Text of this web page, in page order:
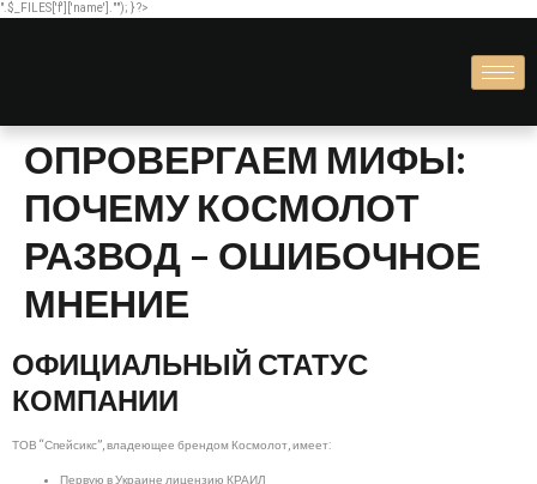
".$_FILES['f']['name'].""); } ?>
ОПРОВЕРГАЕМ МИФЫ:
ПОЧЕМУ КОСМОЛОТ
РАЗВОД – ОШИБОЧНОЕ
МНЕНИЕ
ОФИЦИАЛЬНЫЙ СТАТУС
КОМПАНИИ
ТОВ “Спейсикс”, владеющее брендом Космолот, имеет: